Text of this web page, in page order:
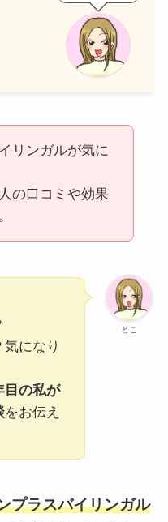
リンガルが気に
の口コミや効果
とこ
になり
目の私が
をお伝え
プラスバイリンガル